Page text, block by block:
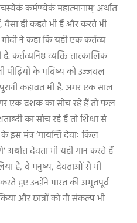
कर्मण्येकं महात्मानाम्‘अर्थात
,वैसा ही कहते भी हैं और करते भी
ने कहा कि यही एक कर्तव्य
कर्तव्यनिष्ठ व्यक्ति तात्कालिक
के भविष्य को उज्जवल
कहावत भी है. अगर एक साल
एक दशक का सोच रहे हैं तो फल
का सोच रहे हैं तो शिक्षा से
इस मंत्र‘गायन्ति देवाः किल
‘अर्थात देवता भी यही गान करते हैं
है,वे मनुष्य,देवताओं से भी
हुए उन्होंने भारत की अभूतपूर्व
और छात्रों को नौ संकल्प भी